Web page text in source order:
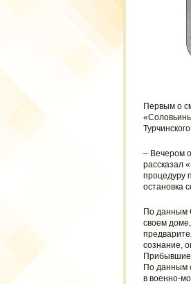
Первым о
– Вечером
рассказал
процедуру
остановка
По данным
своем
сознание,
Прибывшие
По данным
в военно-